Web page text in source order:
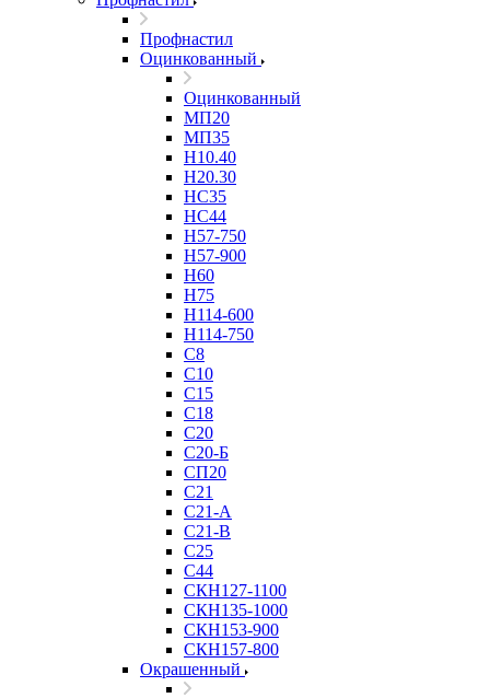
Профнастил
Оцинкованный
Оцинкованный
МП20
МП35
Н10.40
Н20.30
НС35
НС44
Н57-750
Н57-900
Н60
Н75
Н114-600
Н114-750
С8
С10
С15
С18
С20
С20-Б
СП20
С21
С21-А
С21-В
С25
С44
СКН127-1100
СКН135-1000
СКН153-900
СКН157-800
Окрашенный